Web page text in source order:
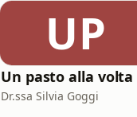
UP
Un pasto alla volta
Dr.ssa Silvia Goggi